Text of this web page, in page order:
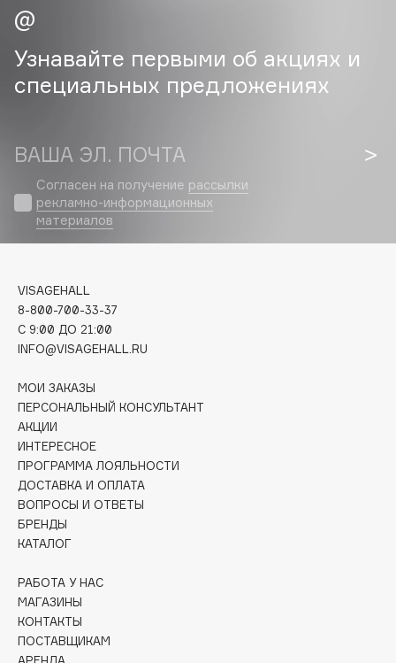
Cadence
Capelli Dorati
Carbon Theory
Catrice
Celimax
Cettua
Chupa Chups
Clarins Precious
Clinique
Clive Christian
Club De Nuit
Collagenina
Consly
CosRX
Cottolina
Crescina
Curaprox
D
Узнавайте первыми об акциях и
специальных предложениях
ВАША ЭЛ. ПОЧТА
Согласен на получение рассылки
рекламно-информационных
материалов
VISAGEHALL
8-800-700-33-37
C 9:00 ДО 21:00
INFO@VISAGEHALL.RU
МОИ ЗАКАЗЫ
ПЕРСОНАЛЬНЫЙ КОНСУЛЬТАНТ
АКЦИИ
ИНТЕРЕСНОЕ
ПРОГРАММА ЛОЯЛЬНОСТИ
ДОСТАВКА И ОПЛАТА
ВОПРОСЫ И ОТВЕТЫ
БРЕНДЫ
КАТАЛОГ
РАБОТА У НАС
МАГАЗИНЫ
КОНТАКТЫ
ПОСТАВЩИКАМ
АРЕНДА